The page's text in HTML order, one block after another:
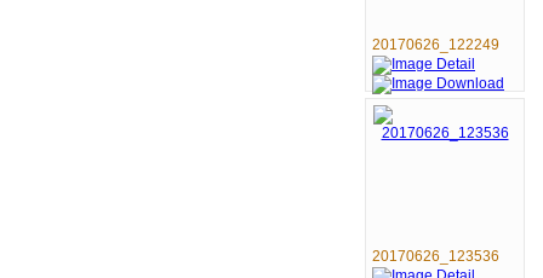
20170626_122249
20170626_123536